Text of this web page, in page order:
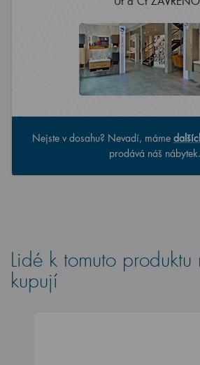
Nejste v dosahu? Nevadí, máme
prodává náš nábytek.
Lidé k tomuto produktu
kupují